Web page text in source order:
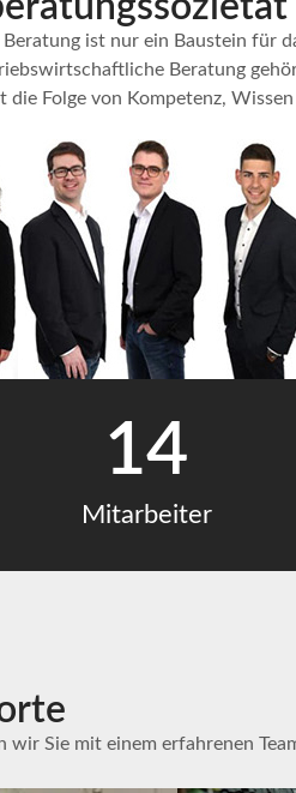
ist nur ein Baustein für
Beratung
Folge von Kompetenz,
14
Mitarbeiter
Sie mit einem erfahrenen